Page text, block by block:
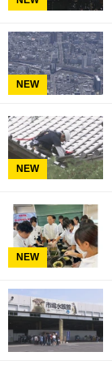
NEW
NEW
NEW